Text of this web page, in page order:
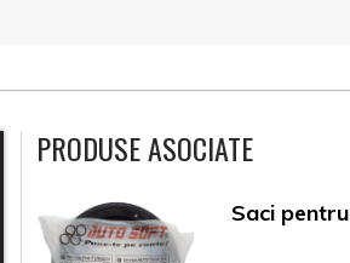
PRODUSE ASOCIATE
Saci